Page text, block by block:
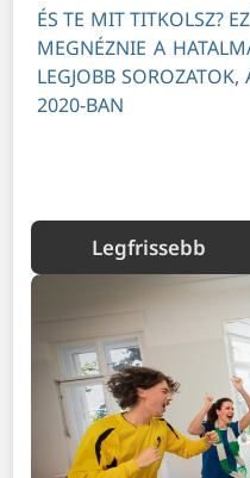
ÉS TE MIT TITKOLSZ?
MEGNÉZNIE A
LEGJOBB
2020-BAN
Legfrissebb